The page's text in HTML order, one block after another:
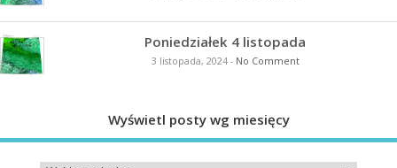
Poniedziałek 4 listopada
3 listopada, 2024- No Comment
Wyświetl posty wg miesięcy